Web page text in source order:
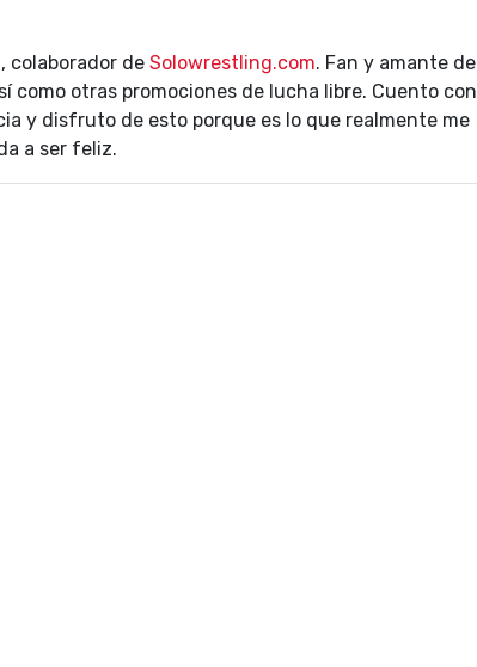
colaborador de Solowrestling.com. Fan y amante de
como otras promociones de lucha libre. Cuento con
y disfruto de esto porque es lo que realmente me
a ser feliz.